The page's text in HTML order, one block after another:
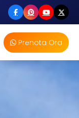
Prenota Ora